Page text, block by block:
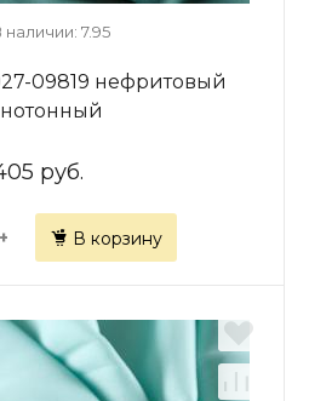
наличии: 7.95
09819 нефритовый
руб.
+ В корзину